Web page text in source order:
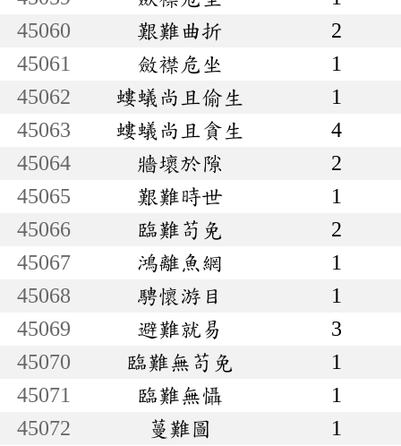
45060
艱難曲折
2
45061
斂襟危坐
1
45062
螻蟻尚且偷生
1
45063
螻蟻尚且貪生
4
45064
牆壞於隙
2
45065
艱難時世
1
45066
臨難苟免
2
45067
鴻離魚網
1
45068
騁懷游目
1
45069
避難就易
3
45070
臨難無苟免
1
45071
臨難無懾
1
45072
蔓難圖
1